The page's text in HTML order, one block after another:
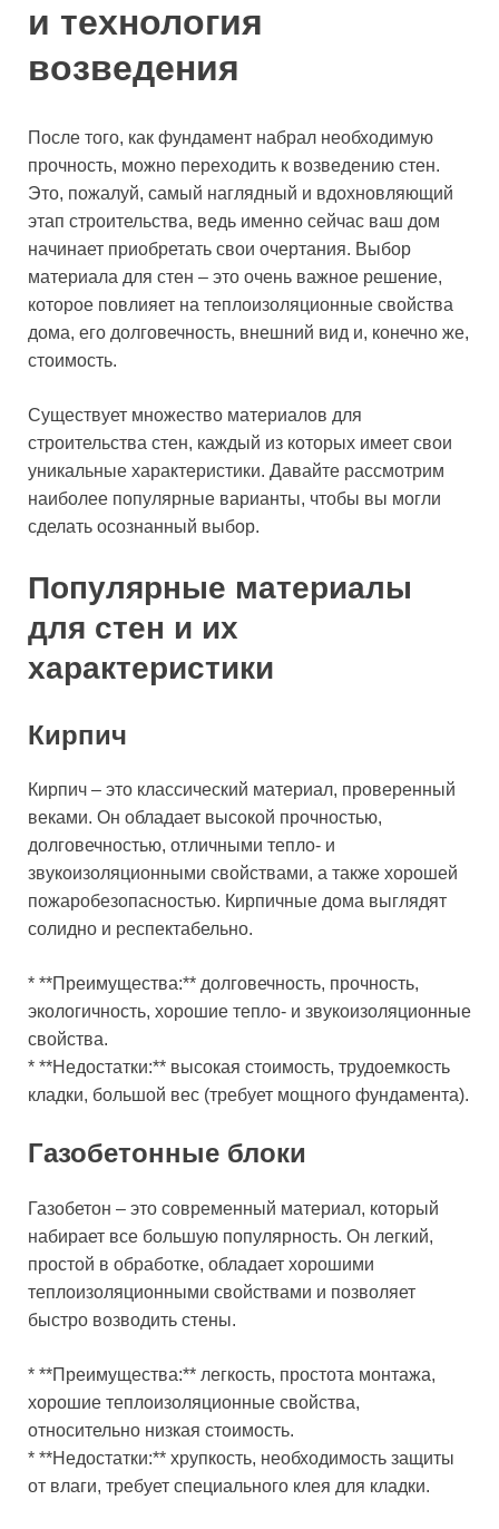
и технология
возведения
После того, как фундамент набрал необходимую
прочность, можно переходить к возведению стен.
Это, пожалуй, самый наглядный и вдохновляющий
этап строительства, ведь именно сейчас ваш дом
начинает приобретать свои очертания. Выбор
материала для стен – это очень важное решение,
которое повлияет на теплоизоляционные свойства
дома, его долговечность, внешний вид и, конечно же,
стоимость.
Существует множество материалов для
строительства стен, каждый из которых имеет свои
уникальные характеристики. Давайте рассмотрим
наиболее популярные варианты, чтобы вы могли
сделать осознанный выбор.
Популярные материалы
для стен и их
характеристики
Кирпич
Кирпич – это классический материал, проверенный
веками. Он обладает высокой прочностью,
долговечностью, отличными тепло- и
звукоизоляционными свойствами, а также хорошей
пожаробезопасностью. Кирпичные дома выглядят
солидно и респектабельно.
* **Преимущества:** долговечность, прочность,
экологичность, хорошие тепло- и звукоизоляционные
свойства.
* **Недостатки:** высокая стоимость, трудоемкость
кладки, большой вес (требует мощного фундамента).
Газобетонные блоки
Газобетон – это современный материал, который
набирает все большую популярность. Он легкий,
простой в обработке, обладает хорошими
теплоизоляционными свойствами и позволяет
быстро возводить стены.
* **Преимущества:** легкость, простота монтажа,
хорошие теплоизоляционные свойства,
относительно низкая стоимость.
* **Недостатки:** хрупкость, необходимость защиты
от влаги, требует специального клея для кладки.